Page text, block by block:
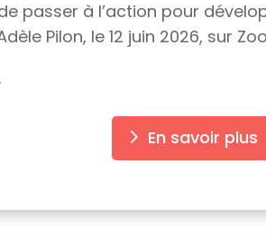
passer à l’action pour
Pilon, le 12 juin 2026, sur
En savoir plus